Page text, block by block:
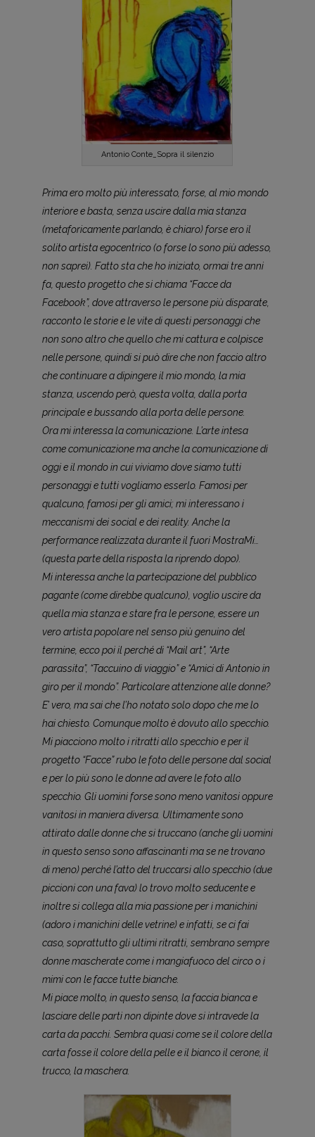
Antonio Conte_Sopra il silenzio
Prima ero molto più interessato, forse, al mio mondo
interiore e basta, senza uscire dalla mia stanza
(metaforicamente parlando, è chiaro) forse ero il
solito artista egocentrico (o forse lo sono più adesso,
non saprei). Fatto sta che ho iniziato, ormai tre anni
fa, questo progetto che si chiama “Facce da
Facebook”, dove attraverso le persone più disparate,
racconto le storie e le vite di questi personaggi che
non sono altro che quello che mi cattura e colpisce
nelle persone, quindi si può dire che non faccio altro
che continuare a dipingere il mio mondo, la mia
stanza, uscendo però, questa volta, dalla porta
principale e bussando alla porta delle persone.
Ora mi interessa la comunicazione. L’arte intesa
come comunicazione ma anche la comunicazione di
oggi e il mondo in cui viviamo dove siamo tutti
personaggi e tutti vogliamo esserlo. Famosi per
qualcuno, famosi per gli amici; mi interessano i
meccanismi dei social e dei reality. Anche la
performance realizzata durante il fuori MostraMi…
(questa parte della risposta la riprendo dopo).
Mi interessa anche la partecipazione del pubblico
pagante (come direbbe qualcuno), voglio uscire da
quella mia stanza e stare fra le persone, essere un
vero artista popolare nel senso più genuino del
termine, ecco poi il perché di “Mail art”, “Arte
parassita”, “Taccuino di viaggio” e “Amici di Antonio in
giro per il mondo”. Particolare attenzione alle donne?
E’ vero, ma sai che l’ho notato solo dopo che me lo
hai chiesto. Comunque molto è dovuto allo specchio.
Mi piacciono molto i ritratti allo specchio e per il
progetto “Facce” rubo le foto delle persone dal social
e per lo più sono le donne ad avere le foto allo
specchio. Gli uomini forse sono meno vanitosi oppure
vanitosi in maniera diversa. Ultimamente sono
attirato dalle donne che si truccano (anche gli uomini
in questo senso sono affascinanti ma se ne trovano
di meno) perché l’atto del truccarsi allo specchio (due
piccioni con una fava) lo trovo molto seducente e
inoltre si collega alla mia passione per i manichini
(adoro i manichini delle vetrine) e infatti, se ci fai
caso, soprattutto gli ultimi ritratti, sembrano sempre
donne mascherate come i mangiafuoco del circo o i
mimi con le facce tutte bianche.
Mi piace molto, in questo senso, la faccia bianca e
lasciare delle parti non dipinte dove si intravede la
carta da pacchi. Sembra quasi come se il colore della
carta fosse il colore della pelle e il bianco il cerone, il
trucco, la maschera.